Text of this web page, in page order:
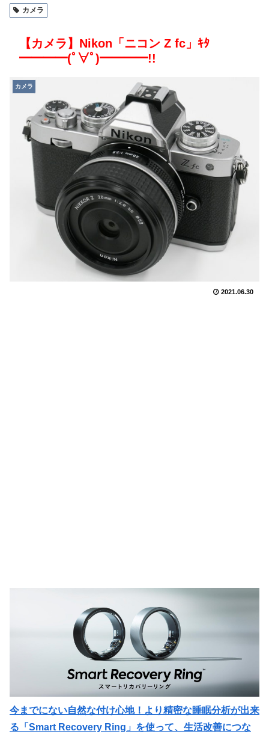
カメラ
【カメラ】Nikon「ニコン Z fc」ｷﾀ
━━━━(ﾟ∀ﾟ)━━━━!!
カメラ
2021.06.30
今までにない自然な付け心地！より精密な睡眠分析が出来
る「Smart Recovery Ring」を使って、生活改善につな